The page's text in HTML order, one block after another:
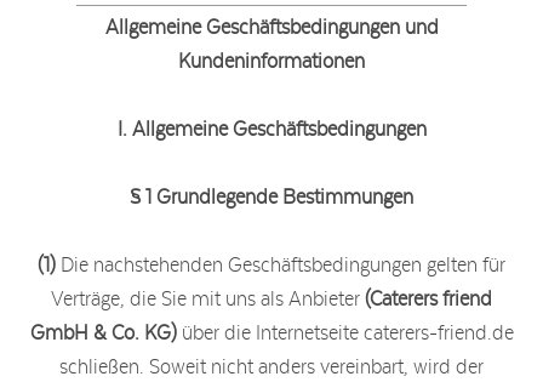
Allgemeine Geschäftsbedingungen und
Kundeninformationen
I. Allgemeine Geschäftsbedingungen
§ 1 Grundlegende Bestimmungen
(1) Die nachstehenden Geschäftsbedingungen gelten für
Verträge, die Sie mit uns als Anbieter (Caterers friend
GmbH & Co. KG)über die Internetseite caterers-friend.de
schließen. Soweit nicht anders vereinbart, wird der